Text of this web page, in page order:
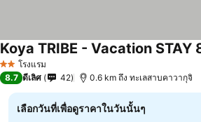
2 ดาวโรงแรม
Koya TRIBE - Vacation
8.7 ดีเลิศ 42 0.6 km ถึง ทะเลสาบคาวากุจิ
เลือกวันที่เพื่อดูราคาในวันนั้นๆ